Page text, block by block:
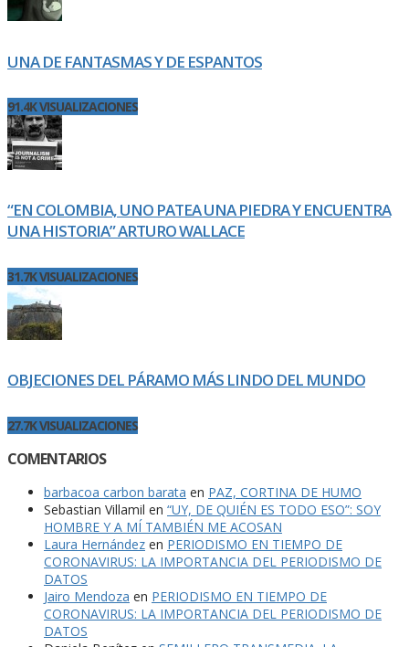
UNA DE FANTASMAS Y DE ESPANTOS
91.4K VISUALIZACIONES
“EN COLOMBIA, UNO PATEA UNA PIEDRA Y ENCUENTRA
UNA HISTORIA” ARTURO WALLACE
31.7K VISUALIZACIONES
OBJECIONES DEL PÁRAMO MÁS LINDO DEL MUNDO
27.7K VISUALIZACIONES
COMENTARIOS
barbacoa carbon barata en PAZ, CORTINA DE HUMO
Sebastian Villamil en “UY, DE QUIÉN ES TODO ESO”: SOY
HOMBRE Y A MÍ TAMBIÉN ME ACOSAN
Laura Hernández en PERIODISMO EN TIEMPO DE
CORONAVIRUS: LA IMPORTANCIA DEL PERIODISMO DE
DATOS
Jairo Mendoza en PERIODISMO EN TIEMPO DE
CORONAVIRUS: LA IMPORTANCIA DEL PERIODISMO DE
DATOS